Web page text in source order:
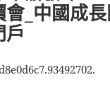
_中國成
戶